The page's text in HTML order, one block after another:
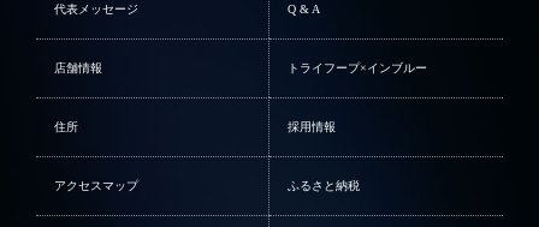
代表メッセージ Q & A
店舗情報 トライフープ×インブルー
住所 採用情報
アクセスマップ ふるさと納税